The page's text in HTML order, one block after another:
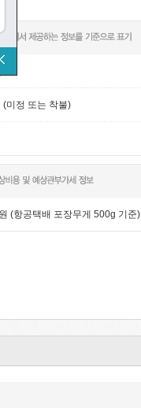
(미정 또는 착불)
원 (항공택배 포장무게 500g 기준)